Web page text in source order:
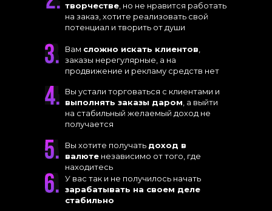
творчестве , но не нравится работать
на заказ, хотите реализовать свой
потенциал и творить от души
Вам сложно искать клиентов
заказы нерегулярные, а на
продвижение и рекламу средств нет
Вы хотите получать доход в
валюте независимо от того, где
находитесь
Вы устали торговаться с клиентами и
выполнять заказы даром , а выйти
на стабильный желаемый доход не
получается
У вас так и не получилось начать
зарабатывать на своем деле
стабильно